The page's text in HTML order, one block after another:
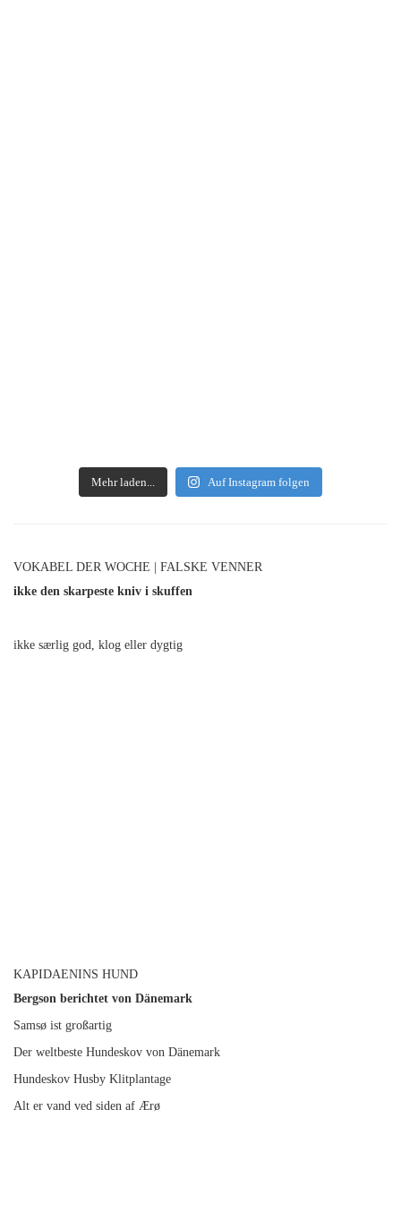
Mehr laden... Auf Instagram folgen
VOKABEL DER WOCHE | FALSKE VENNER
ikke den skarpeste kniv i skuffen
ikke særlig god, klog eller dygtig
KAPIDAENINS HUND
Bergson berichtet von Dänemark
Samsø ist großartig
Der weltbeste Hundeskov von Dänemark
Hundeskov Husby Klitplantage
Alt er vand ved siden af Ærø